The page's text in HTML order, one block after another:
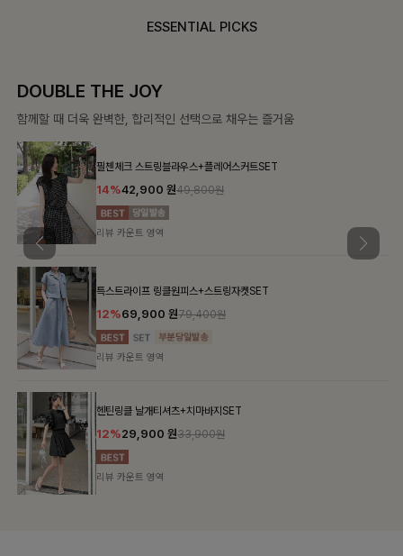
ESSENTIAL PICKS
DOUBLE THE JOY
함께할 때 더욱 완벽한, 합리적인 선택으로 채우는 즐거움
필첸체크 스트링블라우스+플레어스커트SET
14%42,900 원49,800원
리뷰 카운트 영역
특스트라이프 링클원피스+스트링자켓SET
12%69,900 원79,400원
리뷰 카운트 영역
헨틴링클 날개티셔츠+치마바지SET
12%29,900 원33,900원
리뷰 카운트 영역